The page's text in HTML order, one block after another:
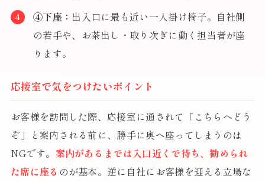
④下座： 出入口に最も近い一人掛け椅子。自社側
の若手や、お茶出し・取り次ぎに動く担当者が座
ります。
応接室で気をつけたいポイント
お客様を訪問した際、応接室に通されて「こちらへどう
ぞ」と案内される前に、勝手に奥へ座ってしまうのは
NGです。 案内があるまでは入口近くで待ち、勧められ
た席に座る のが基本。逆に自社にお客様を迎える立場な